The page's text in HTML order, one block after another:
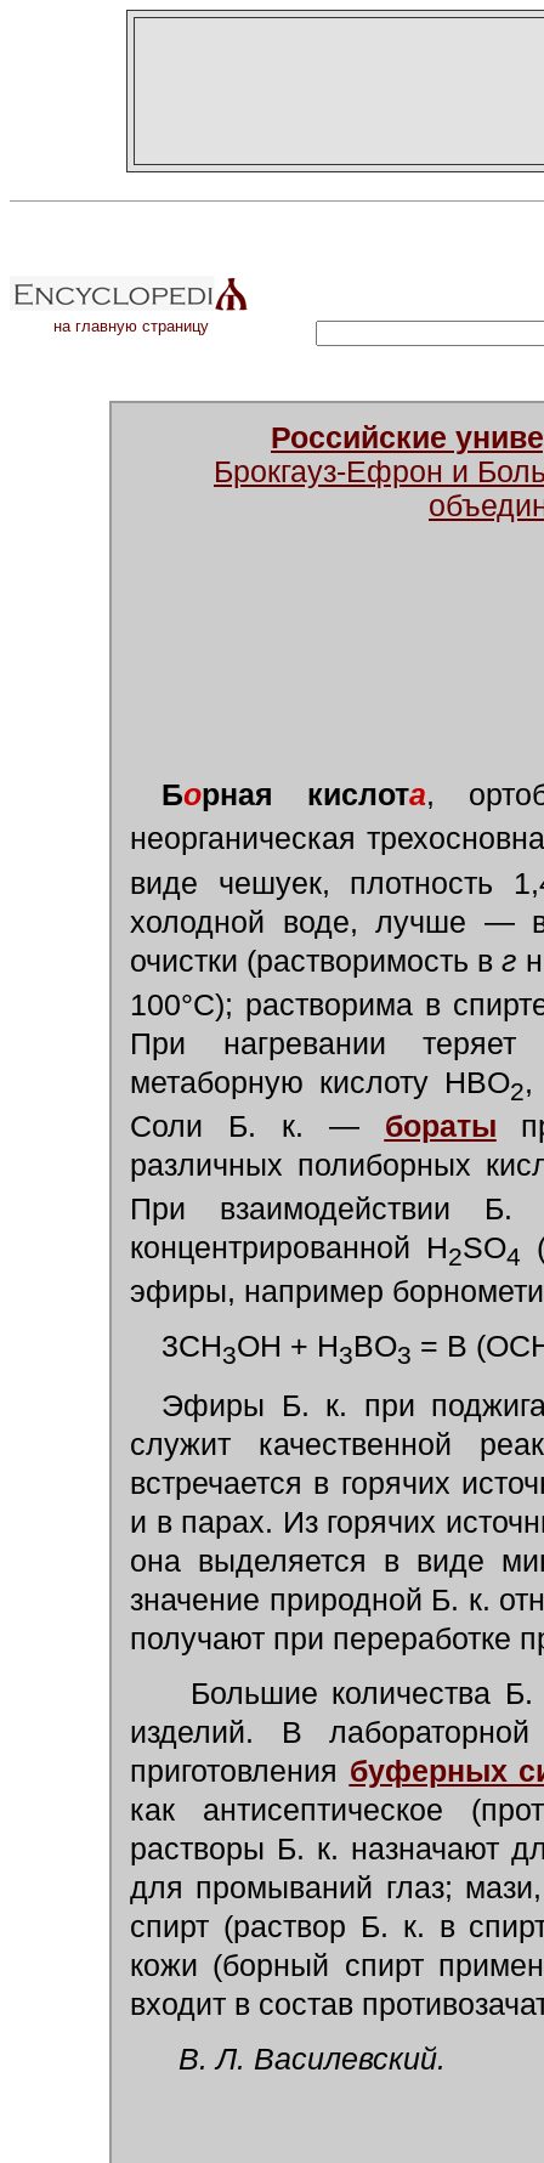
на главную страницу
Российские
Брокгауз-Ефрон и
Борная кислота,
неорганическая
виде чешуек, плотность
холодной воде, лучше —
очистки (растворимость вг
100°С); растворима в
При нагревании
метаборную кислоту HBO2,
Соли Б. к. — бораты
различных полиборных
При взаимодействии
концентрированной H2SO4
эфиры, например
3СН3ОН + H3BO3 = В
Эфиры Б. к. при
служит качественной
встречается в горячих
и в парах. Из горячих
она выделяется в виде
значение природной Б. к.
получают при переработке
Большие количества Б.
изделий. В
приготовления буферных
как антисептическое
растворы Б. к. назначают
для промываний глаз;
спирт (раствор Б. к. в
кожи (борный спирт
входит в состав
В. Л. Василевский.